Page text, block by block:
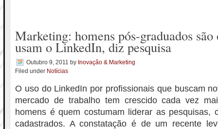
Marketing: homens pós-graduados são
usam o LinkedIn, diz pesquisa
Outubro 9, 2011 by Inovação & Marketing
Filed under Notícias
O uso do LinkedIn por profissionais que buscam
mercado de trabalho tem crescido cada vez
homens é quem costumam liderar as pesquisas,
cadastrados. A constatação é de um recente